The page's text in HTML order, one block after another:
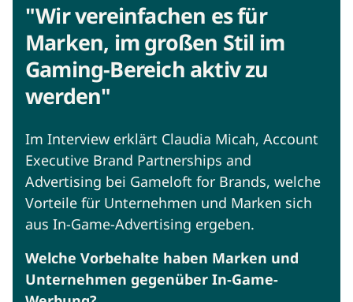
"Wir vereinfachen es für
Marken, im großen Stil im
Gaming-Bereich aktiv zu
werden"
Im Interview erklärt Claudia Micah, Account
Executive Brand Partnerships and
Advertising bei Gameloft for Brands, welche
Vorteile für Unternehmen und Marken sich
aus In-Game-Advertising ergeben.
Welche Vorbehalte haben Marken und
Unternehmen gegenüber In-Game-